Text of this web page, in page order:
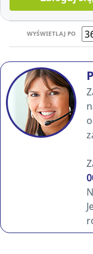
WYŚWIETLAJ PO